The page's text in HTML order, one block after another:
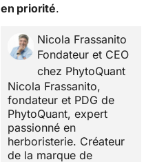
en priorité.
Nicola Frassanito
Fondateur et CEO
chez PhytoQuant
Nicola Frassanito,
fondateur et PDG de
PhytoQuant, expert
passionné en
herboristerie. Créateur
de la marque de